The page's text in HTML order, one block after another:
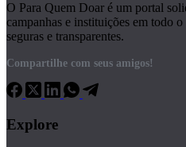
O Para Quem Doar é um portal
campanhas e instituições em todo
seguras e transparentes.
Compartilhe com seus amigos!
Explore